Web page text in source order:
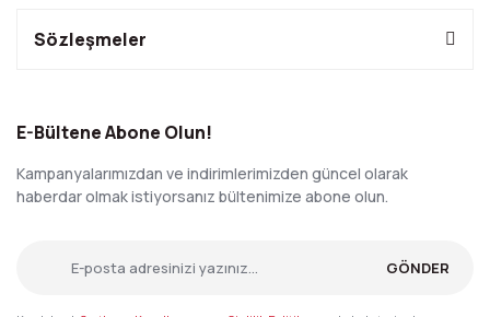
Sözleşmeler
E-Bültene Abone Olun!
Kampanyalarımızdan ve indirimlerimizden güncel olarak
haberdar olmak istiyorsanız bültenimize abone olun.
GÖNDER